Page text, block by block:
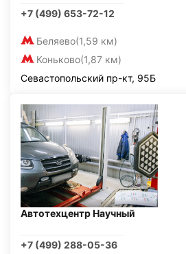
+7 (499) 653-72-12
Беляево(1,59 км)
Коньково(1,87 км)
Севастопольский пр-кт, 95Б
Автотехцентр Научный
+7 (499) 288-05-36